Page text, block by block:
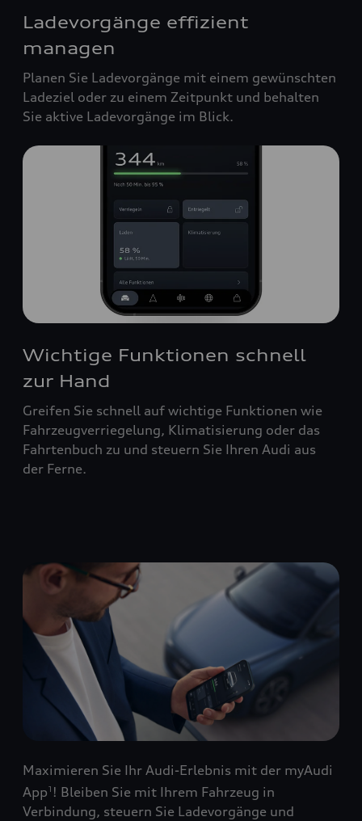
Ladevorgänge effizient
managen
Planen Sie Ladevorgänge mit einem gewünschten
Ladeziel oder zu einem Zeitpunkt und behalten
Sie aktive Ladevorgänge im Blick.
Wichtige Funktionen schnell
zur Hand
Greifen Sie schnell auf wichtige Funktionen wie
Fahrzeugverriegelung, Klimatisierung oder das
Fahrtenbuch zu und steuern Sie Ihren Audi aus
der Ferne.
Maximieren Sie Ihr Audi-Erlebnis mit der myAudi
App1 ! Bleiben Sie mit Ihrem Fahrzeug in
Verbindung, steuern Sie Ladevorgänge und